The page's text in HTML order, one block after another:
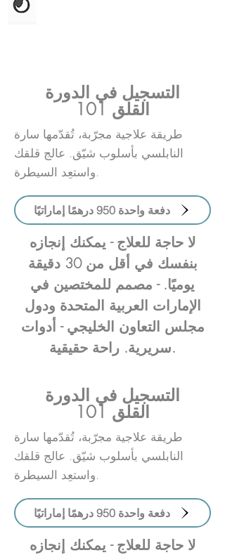
التسجيل في الدورة
القلق 101
طريقة علاجية مجرّبة، تُقدّمها سارة
النابلسي بأسلوب شيّق. عالج قلقك
واستعِد السيطرة.
دفعة واحدة 950 درهمًا إماراتيًا
لا حاجة للعلاج - يمكنك إنجازه
بنفسك في أقل من 30 دقيقة
يوميًا. - مصمم للمختصين في
الإمارات العربية المتحدة ودول
مجلس التعاون الخليجي - أدوات
سريرية. راحة حقيقية.
التسجيل في الدورة
القلق 101
طريقة علاجية مجرّبة، تُقدّمها سارة
النابلسي بأسلوب شيّق. عالج قلقك
واستعِد السيطرة.
دفعة واحدة 950 درهمًا إماراتيًا
لا حاجة للعلاج - يمكنك إنجازه